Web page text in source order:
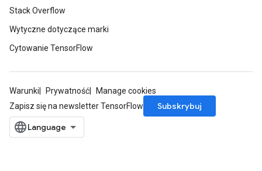
Stack Overflow
Wytyczne dotyczące marki
Cytowanie TensorFlow
Warunki Prywatność
Manage cookies
Zapisz się na newsletter TensorFlow
Subskrybuj